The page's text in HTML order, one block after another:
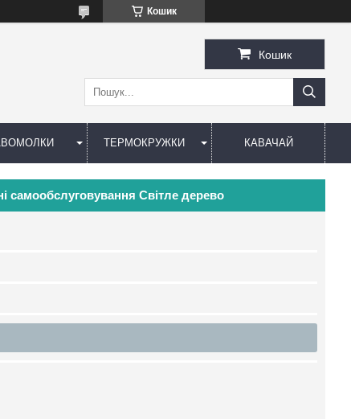
Кошик
Кошик
ТЕРМОКРУЖКИ КАВАЧАЙ
самообслуговування Світле дерево